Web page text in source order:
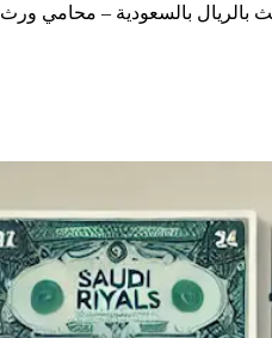
بالريال بالسعودية – محامي ورث